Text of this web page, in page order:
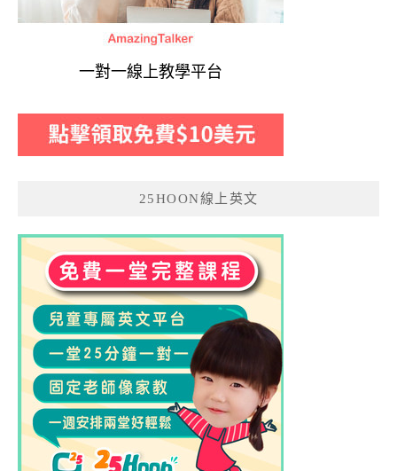
一對一線上教學平台
25HOON線上英文